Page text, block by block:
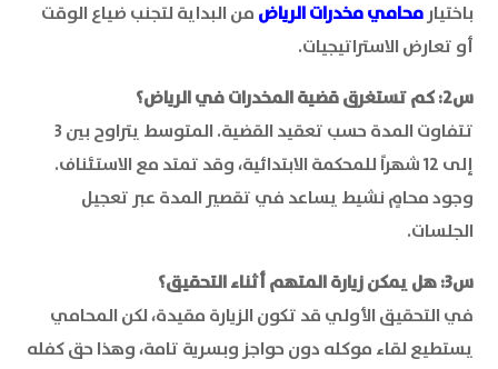
باختيارمحامي مخدرات الرياض من البداية لتجنب ضياع الوقت
أو تعارض الاستراتيجيات.
س2: كم تستغرق قضية المخدرات في الرياض؟
تتفاوت المدة حسب تعقيد القضية. المتوسط يتراوح بين 3
إلى 12 شهراً للمحكمة الابتدائية، وقد تمتد مع الاستئناف.
وجود محامٍ نشيط يساعد في تقصير المدة عبر تعجيل
الجلسات.
س3: هل يمكن زيارة المتهم أثناء التحقيق؟
في التحقيق الأولي قد تكون الزيارة مقيدة، لكن المحامي
يستطيع لقاء موكله دون حواجز وبسرية تامة، وهذا حق كفله